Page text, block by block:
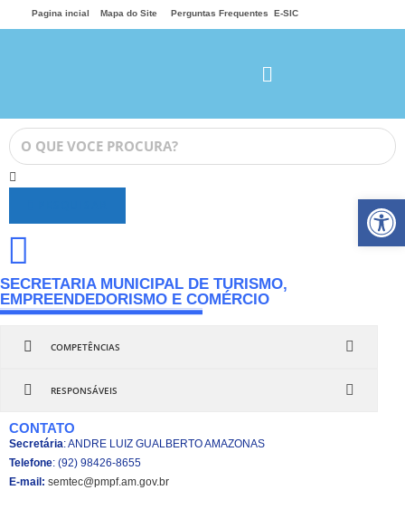
Pagina incial Mapa do Site Perguntas Frequentes E-SIC
SECRETARIA MUNICIPAL DE TURISMO,
EMPREENDEDORISMO E COMÉRCIO
COMPETÊNCIAS
RESPONSÁVEIS
CONTATO
Secretária: ANDRE LUIZ GUALBERTO AMAZONAS
Telefone: (92) 98426-8655
E-mail: semtec@pmpf.am.gov.br